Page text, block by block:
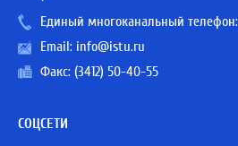
Единый многоканальный телефон:
Email: info@istu.ru
Факс: (3412) 50-40-55
СОЦСЕТИ